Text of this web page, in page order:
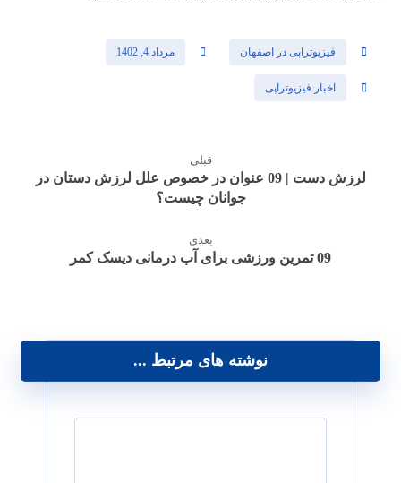
فیزیوتراپی در اصفهان مرداد 4, 1402
اخبار فیزیوتراپی
قبلی
لرزش دست | 09 عنوان در خصوص علل لرزش دستان در
جوانان چیست؟
بعدی
09 تمرین ورزشی برای آب درمانی دیسک کمر
نوشته های مرتبط ...